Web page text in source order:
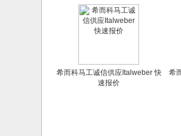
希而科马工诚信供应Italweber 快
速报价
希